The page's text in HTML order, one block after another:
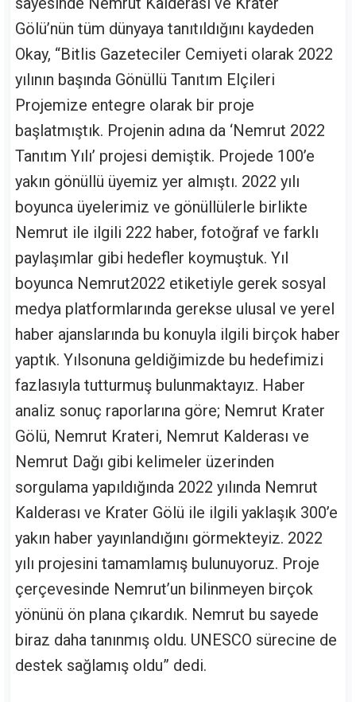
Gölü’nün tüm dünyaya tanıtıldığını kaydeden
Okay, “Bitlis Gazeteciler Cemiyeti olarak 2022
yılının başında Gönüllü Tanıtım Elçileri
Projemize entegre olarak bir proje
başlatmıştık. Projenin adına da ‘Nemrut 2022
Tanıtım Yılı’ projesi demiştik. Projede 100’e
yakın gönüllü üyemiz yer almıştı. 2022 yılı
boyunca üyelerimiz ve gönüllülerle birlikte
Nemrut ile ilgili 222 haber, fotoğraf ve farklı
paylaşımlar gibi hedefler koymuştuk. Yıl
boyunca Nemrut2022 etiketiyle gerek sosyal
medya platformlarında gerekse ulusal ve yerel
haber ajanslarında bu konuyla ilgili birçok haber
yaptık. Yılsonuna geldiğimizde bu hedefimizi
fazlasıyla tutturmuş bulunmaktayız. Haber
analiz sonuç raporlarına göre; Nemrut Krater
Gölü, Nemrut Krateri, Nemrut Kalderası ve
Nemrut Dağı gibi kelimeler üzerinden
sorgulama yapıldığında 2022 yılında Nemrut
Kalderası ve Krater Gölü ile ilgili yaklaşık 300’e
yakın haber yayınlandığını görmekteyiz. 2022
yılı projesini tamamlamış bulunuyoruz. Proje
çerçevesinde Nemrut’un bilinmeyen birçok
yönünü ön plana çıkardık. Nemrut bu sayede
biraz daha tanınmış oldu. UNESCO sürecine de
destek sağlamış oldu” dedi.